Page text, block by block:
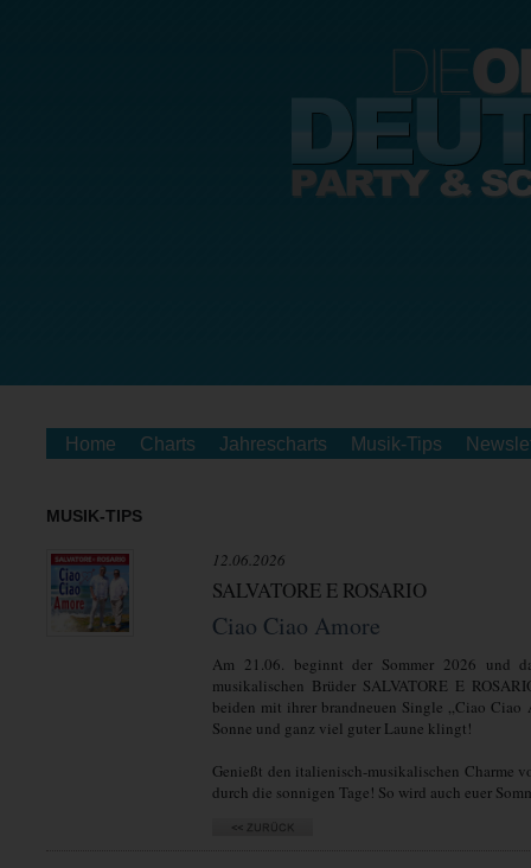
Home Charts Jahrescharts Musik-Tips
MUSIK-TIPS
12.06.2026
SALVATORE E ROSARIO
Ciao Ciao Amore
Am 21.06. beginnt der Sommer 2026 und
musikalischen Brüder SALVATORE E
beiden mit ihrer brandneuen Single „Ciao Ciao
Sonne und ganz viel guter Laune klingt!
Genießt den italienisch-musikalischen Charme
durch die sonnigen Tage! So wird auch euer